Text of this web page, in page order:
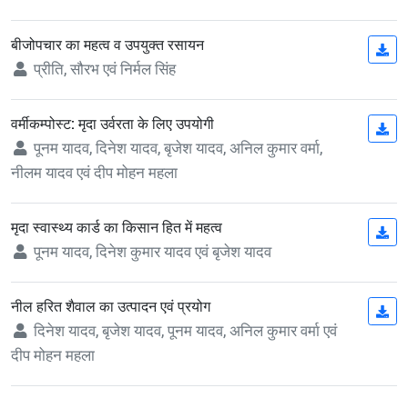
बीजोपचार का महत्व व उपयुक्त रसायन
प्रीति, सौरभ एवं निर्मल सिंह
वर्मीकम्पोस्ट: मृदा उर्वरता के लिए उपयोगी
पूनम यादव, दिनेश यादव, बृजेश यादव, अनिल कुमार वर्मा,
नीलम यादव एवं दीप मोहन महला
मृदा स्वास्थ्य कार्ड का किसान हित में महत्व
पूनम यादव, दिनेश कुमार यादव एवं बृजेश यादव
नील हरित शैवाल का उत्पादन एवं प्रयोग
दिनेश यादव, बृजेश यादव, पूनम यादव, अनिल कुमार वर्मा एवं
दीप मोहन महला